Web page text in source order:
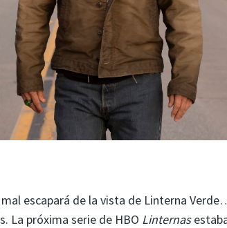
escapará de la vista de Linterna
La próxima serie de HBO Linternas